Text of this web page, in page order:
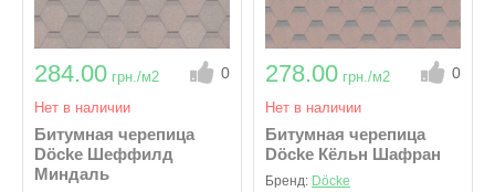
284.00 грн./м2 0
Нет в наличии
Битумная черепица
Döcke Шеффилд
Миндаль
278.00 грн./м2 0
Нет в наличии
Битумная черепица
Döcke Кёльн Шафран
Бренд: Döcke